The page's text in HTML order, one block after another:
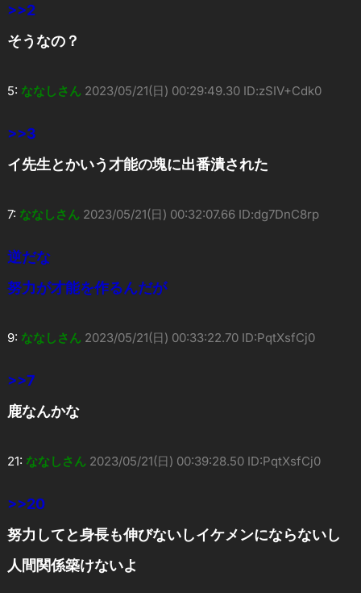
>>2
そうなの？
5: ななしさん 2023/05/21(日) 00:29:49.30 ID:zSIV+Cdk0
>>3
イ先生とかいう才能の塊に出番潰された
7: ななしさん 2023/05/21(日) 00:32:07.66 ID:dg7DnC8rp
逆だな
努力が才能を作るんだが
9: ななしさん 2023/05/21(日) 00:33:22.70 ID:PqtXsfCj0
>>7
鹿なんかな
21: ななしさん 2023/05/21(日) 00:39:28.50 ID:PqtXsfCj0
>>20
努力してと身長も伸びないしイケメンにならないし
人間関係築けないよ